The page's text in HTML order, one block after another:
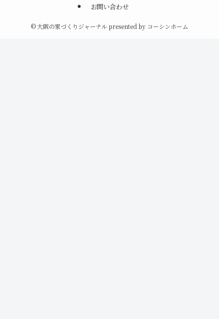
お問い合わせ
©大阪の家づくりジャーナル presented by コーシンホーム